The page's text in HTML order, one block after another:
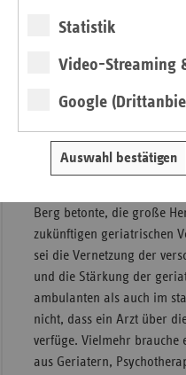
Statistik
Video-Streaming
Google
Auswahl bestätigen
überhaupt, am
Abteilungen bzw.
drohe die geriatrische
Krankenhäuser verfügten
wirklich hohe geriatrische
Berg betonte, die große
zukünftigen geriatrischen
sei die Vernetzung der
und die Stärkung der
ambulanten als auch im
nicht, dass ein Arzt über
verfüge. Vielmehr brauche
aus Geriatern,